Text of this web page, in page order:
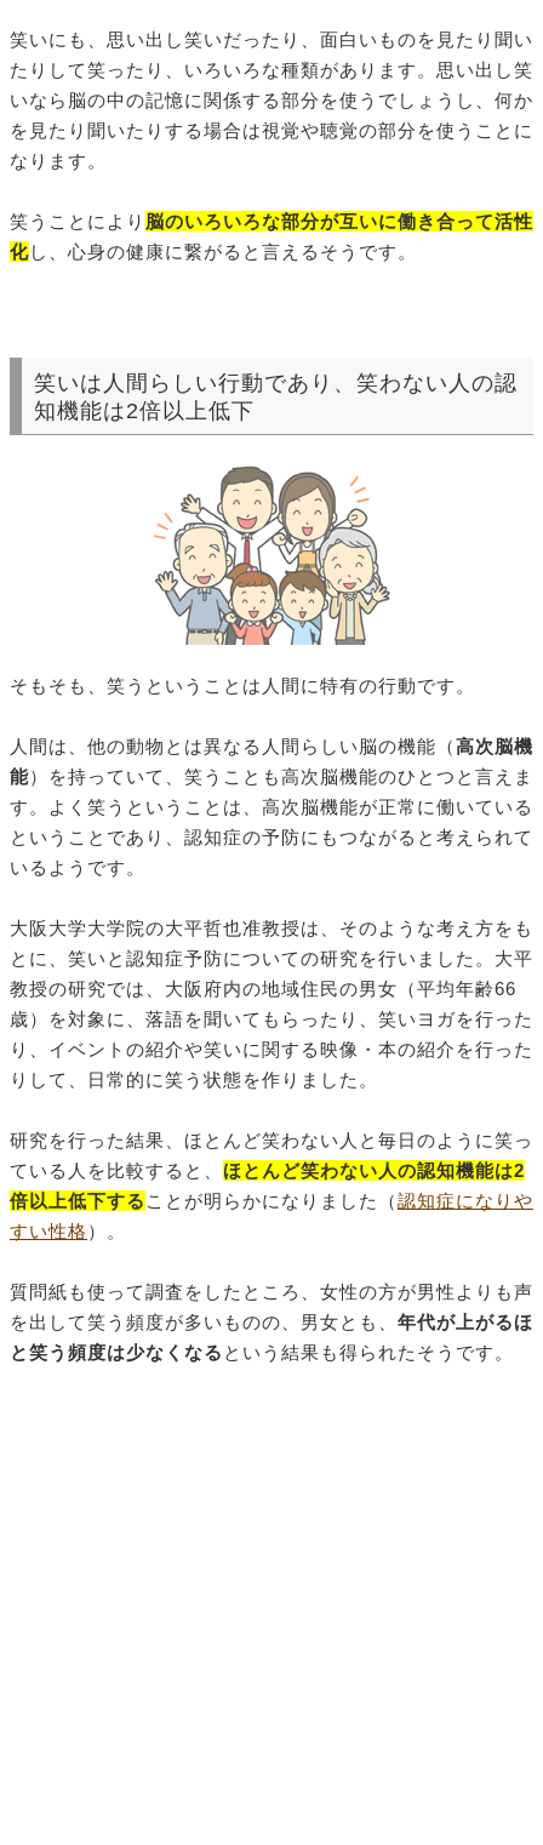
笑いにも、思い出し笑いだったり、面白いものを見たり聞い
たりして笑ったり、いろいろな種類があります。思い出し笑
いなら脳の中の記憶に関係する部分を使うでしょうし、何か
を見たり聞いたりする場合は視覚や聴覚の部分を使うことに
なります。
笑うことにより 脳のいろいろな部分が互いに働き合って活性
化し、心身の健康に繋がると言えるそうです。
笑いは人間らしい行動であり、笑わない人の認
知機能は2倍以上低下
そもそも、笑うということは人間に特有の行動です。
人間は、他の動物とは異なる人間らしい脳の機能（高次脳機
能）を持っていて、笑うことも高次脳機能のひとつと言えま
す。よく笑うということは、高次脳機能が正常に働いている
ということであり、認知症の予防にもつながると考えられて
いるようです。
大阪大学大学院の大平哲也准教授は、そのような考え方をも
とに、笑いと認知症予防についての研究を行いました。大平
教授の研究では、大阪府内の地域住民の男女（平均年齢66
歳）を対象に、落語を聞いてもらったり、笑いヨガを行った
り、イベントの紹介や笑いに関する映像・本の紹介を行った
りして、日常的に笑う状態を作りました。
研究を行った結果、ほとんど笑わない人と毎日のように笑っ
ている人を比較すると、 ほとんど笑わない人の認知機能は2
倍以上低下する ことが明らかになりました（認知症になりや
すい性格 ）。
質問紙も使って調査をしたところ、女性の方が男性よりも声
を出して笑う頻度が多いものの、男女とも、 年代が上がるほ
と笑う頻度は少なくなる という結果も得られたそうです。